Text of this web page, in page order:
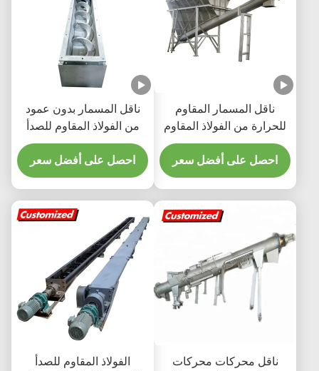
ناقل المسمار المقاوم
للحرارة من الفولاذ المقاوم
للصدأ
احصل على أفضل سعر
ناقل المسمار بدون عمود
من الفولاذ المقاوم للصدأ
قابلة للتخصيص للتعامل مع
المواد بكفاءة عالية
احصل على أفضل سعر
ناقل محركات محركات
الفولاذ المقاوم للصدأ